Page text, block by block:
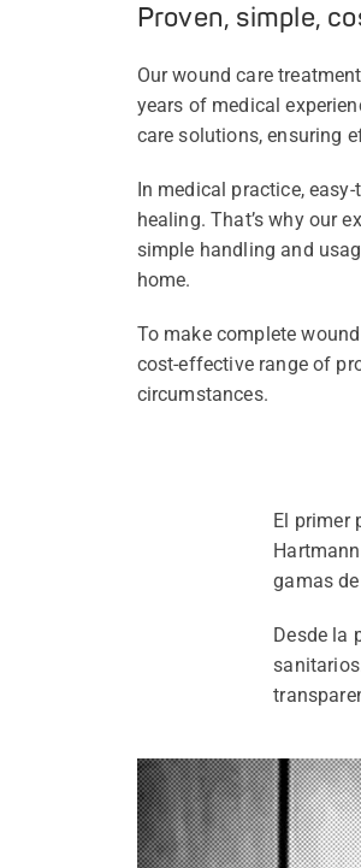
Proven, simple,
Our wound care
years of medical
care solutions, ensuring
In medical practice,
healing. That’s why our
simple handling and
home.
To make complete
cost-effective range of
circumstances.
El primer
gamas
Desde la